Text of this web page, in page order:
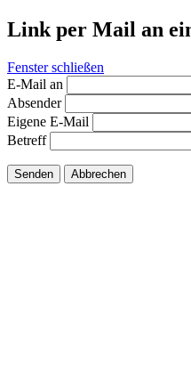
Link per Mail an
Fenster schließen
E-Mail an
Absender
Eigene E-Mail
Betreff
Senden Abbrechen